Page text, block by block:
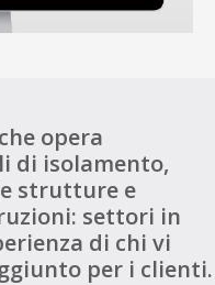
opera
di isolamento,
strutture e
settori in
di chi vi
per i clienti.